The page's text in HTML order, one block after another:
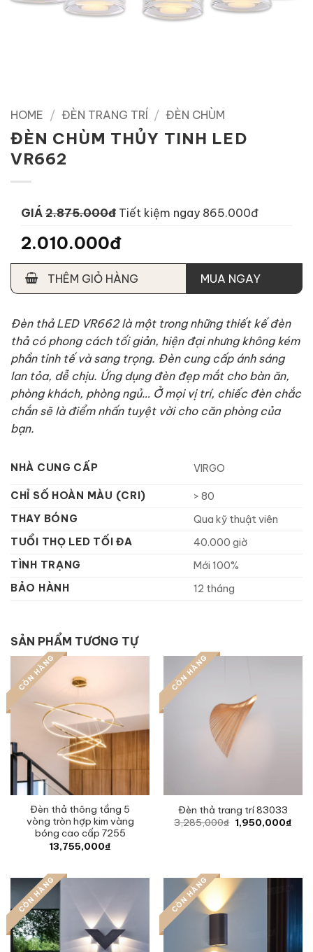
HOME / ĐÈN TRANG TRÍ / ĐÈN CHÙM
ĐÈN CHÙM THỦY TINH LED
VR662
GIÁ 2.875.000đ Tiết kiệm ngay 865.000đ
2.010.000đ
THÊM GIỎ HÀNG MUA NGAY
Đèn thả LED VR662 là một trong những thiết kế đèn
thả có phong cách tối giản, hiện đại nhưng không kém
phần tinh tế và sang trọng. Đèn cung cấp ánh sáng
lan tỏa, dễ chịu. Ứng dụng đèn đẹp mắt cho bàn ăn,
phòng khách, phòng ngủ… Ở mọi vị trí, chiếc đèn chắc
chắn sẽ là điểm nhấn tuyệt vời cho căn phòng của
bạn.
NHÀ CUNG CẤP VIRGO
CHỈ SỐ HOÀN MÀU (CRI)
> 80
THAY BÓNG
Qua kỹ thuật viên
TUỔI THỌ LED TỐI ĐA
40.000 giờ
TÌNH TRẠNG
Mới 100%
BẢO HÀNH
12 tháng
SẢN PHẨM TƯƠNG TỰ
CÒN HÀNG
Đèn thả thông tầng 5
vòng tròn hợp kim vàng
bóng cao cấp 7255
13,755,000₫
CÒN HÀNG
Đèn thả trang trí 83033
3,285,000₫ Original
price
1,950,000₫
CÒN HÀNG CÒN HÀNG